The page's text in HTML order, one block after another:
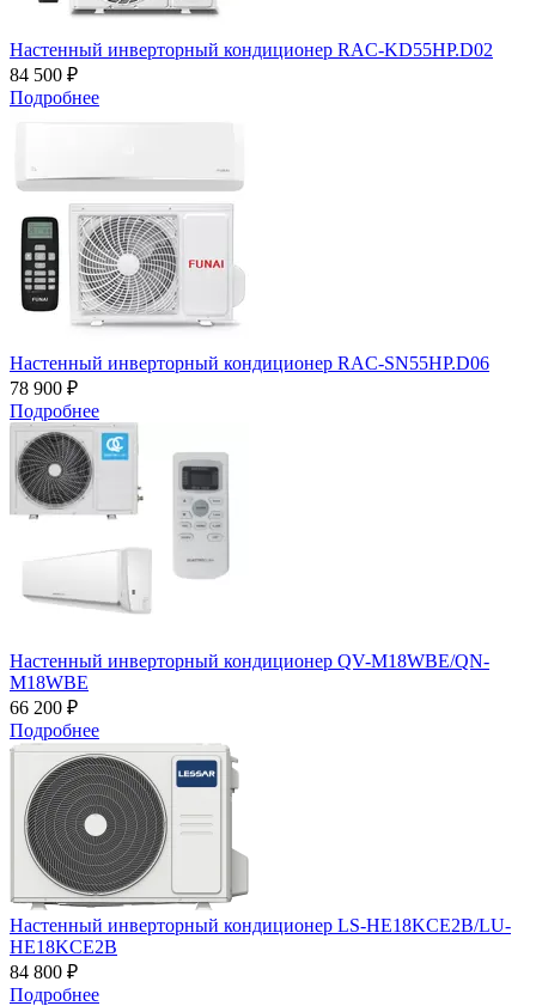
Настенный инверторный кондиционер RAC-KD55HP.D02
84 500 ₽
Подробнее
Настенный инверторный кондиционер RAC-SN55HP.D06
78 900 ₽
Подробнее
Настенный инверторный кондиционер QV-M18WBE/QN-
M18WBE
66 200 ₽
Подробнее
Настенный инверторный кондиционер LS-HE18KCE2B/LU-
HE18KCE2B
84 800 ₽
Подробнее